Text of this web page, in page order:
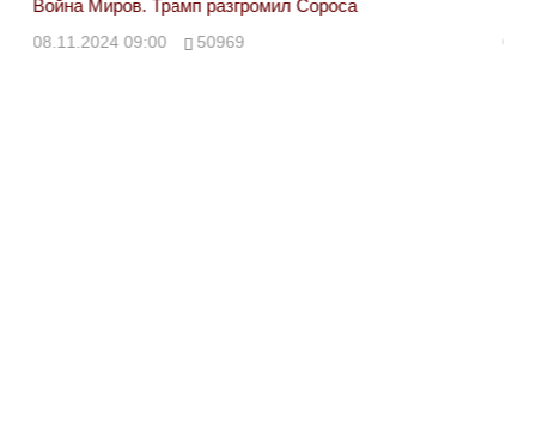
Война Миров. Трамп разгромил Сороса
08.11.2024 09:00 50969